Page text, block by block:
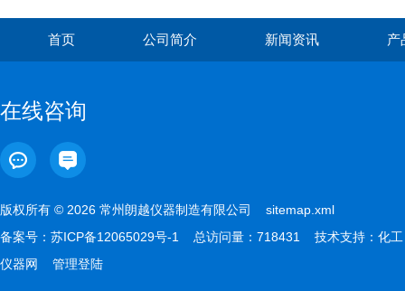
首页 公司简介 新闻资讯 产
在线咨询
版权所有 © 2026 常州朗越仪器制造有限公司 sitemap.xml
备案号： 苏ICP备12065029号-1 总访问量：718431 技术支持： 化工
仪器网
管理登陆